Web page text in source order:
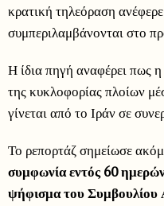
κρατική τηλεόραση
συμπεριλαμβάνονται στο
Η ίδια πηγή αναφέρει πως
της κυκλοφορίας πλοίων
γίνεται από το Ιράν σε
Το ρεπορτάζ σημείωσε
συμφωνία εντός 60
ψήφισμα του